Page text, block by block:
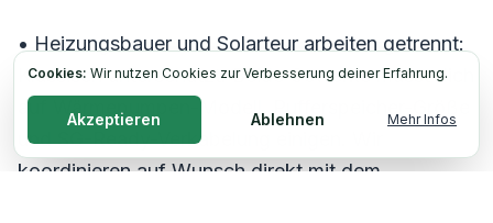
• Heizungsbauer und Solarteur arbeiten getrennt:
Klassisch unterschätzt. Beide Gewerke musst dich
auf Wärmepumpen-Modell, Pufferspeicher-Größe
und SG-Ready-Verkabelung einigen. Wir
koordinieren auf Wunsch direkt mit dem
Cookies: Wir nutzen Cookies zur Verbesserung deiner Erfahrung.
Akzeptieren Ablehnen Mehr Infos